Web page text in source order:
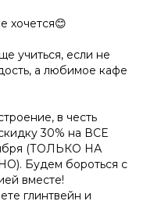
хочется😊
учиться, если не
а любимое кафе
в честь
30% на ВСЕ
(ТОЛЬКО НА
Будем бороться с
вместе!
глинтвейн и